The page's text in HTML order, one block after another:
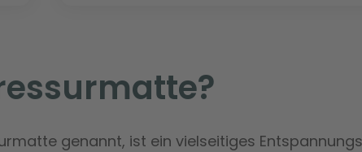
genannt, ist ein vielseitiges